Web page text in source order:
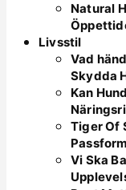
Natural
Livsstil
Vad
Skydda
Kan
Tiger Of
Passform
Vi Ska